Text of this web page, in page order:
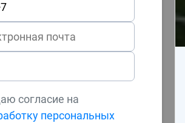
согласие на
персональных